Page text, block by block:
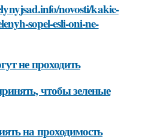
novosti/kakie-
sopel-esli-oni-ne-
не проходить
чтобы зеленые
на проходимость